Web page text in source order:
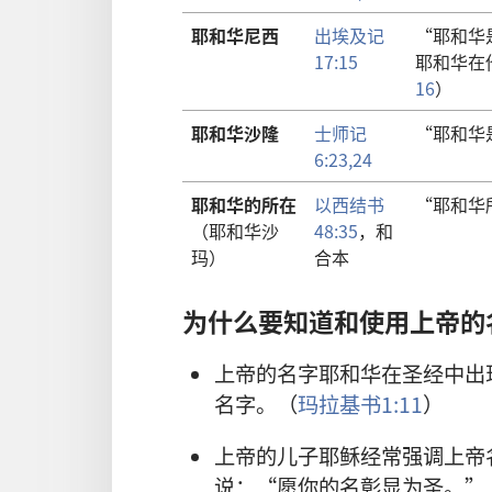
耶和华尼西
出埃及记
17:15
“耶和
耶和华在
16）
耶和华沙隆
士师记
6:23,24
“耶和
耶和华的所在
（耶和华沙
玛）
以西结书
48:35，和
合本
“耶和
为什么要知道和使用上帝
上帝的名字耶和华在圣经中
名字。（玛拉基书1:11）
上帝的儿子耶稣经常强调上